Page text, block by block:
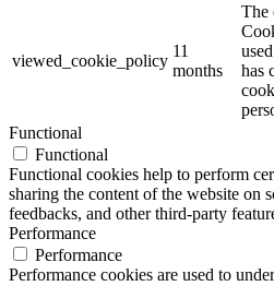
viewed_cookie_policy
11
months
The
has
Functional
Functional
Functional cookies help to perform
sharing the content of the website on
feedbacks, and other third-party
Performance
Performance
Performance cookies are used to